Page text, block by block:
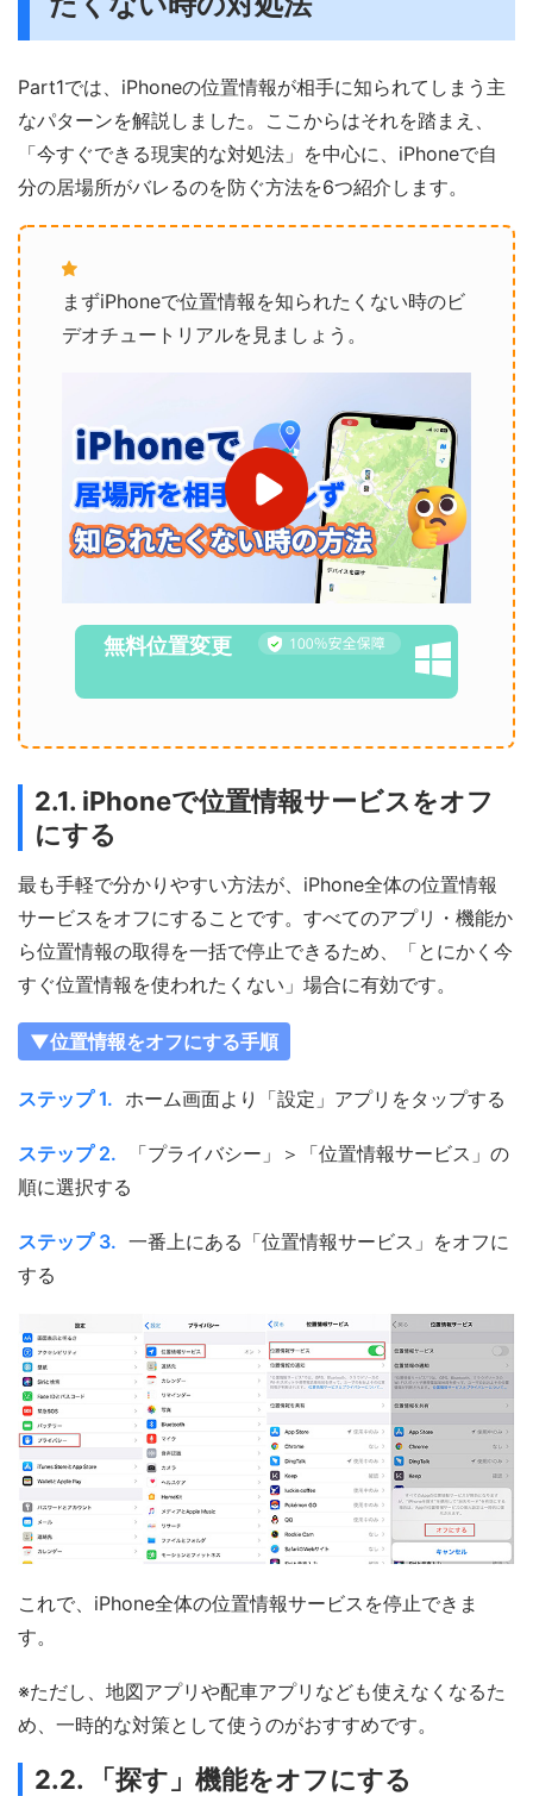
Part1では、iPhoneの位置情報が相手に知られてしまう主
なパターンを解説しました。ここからはそれを踏まえ、
「今すぐできる現実的な対処法」を中心に、iPhoneで自
分の居場所がバレるのを防ぐ方法を6つ紹介します。
まずiPhoneで位置情報を知られたくない時のビ
デオチュートリアルを見ましょう。
無料位置変更
2.1. iPhoneで位置情報サービスをオフ
にする
最も手軽で分かりやすい方法が、iPhone全体の位置情報
サービスをオフにすることです。すべてのアプリ・機能か
ら位置情報の取得を一括で停止できるため、「とにかく今
すぐ位置情報を使われたくない」場合に有効です。
▼位置情報をオフにする手順
ステップ 1. ホーム画面より「設定」アプリをタップする
ステップ 2.
「プライバシー」＞「位置情報サービス」の
順に選択する
ステップ 3. 一番上にある「位置情報サービス」をオフに
する
これで、iPhone全体の位置情報サービスを停止できま
す。
※ただし、地図アプリや配車アプリなども使えなくなるた
め、一時的な対策として使うのがおすすめです。
2.2. 「探す」機能をオフにする